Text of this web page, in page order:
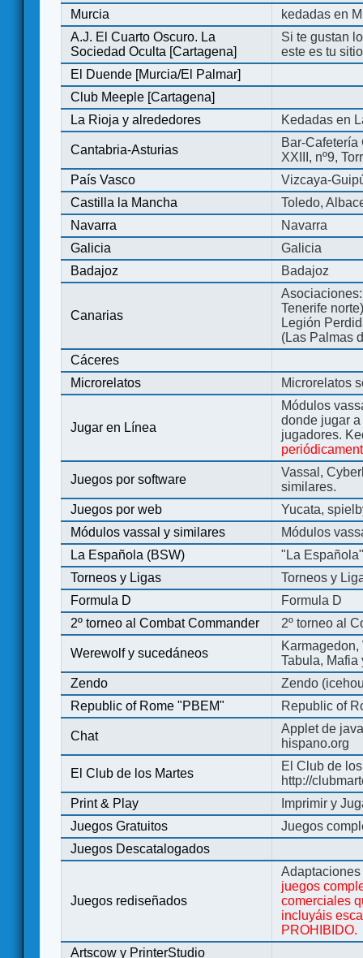
Murcia
kedadas en
A.J. El Cuarto Oscuro. La
Sociedad Oculta [Cartagena]
Si te gustan
este es tu
El Duende [Murcia/El Palmar]
Club Meeple [Cartagena]
La Rioja y alrededores
Kedadas en
Cantabria-Asturias
Bar-
XXIII, nº9,
País Vasco
Vizcaya-
Castilla la Mancha
Toledo,
Navarra
Navarra
Galicia
Galicia
Badajoz
Badajoz
Canarias
Tenerife
Legión
(Las Palmas
Cáceres
Microrelatos
Microrelatos
Jugar en Línea
Módulos
donde jugar
jugadores.
Juegos por software
Vassal,
similares.
Juegos por web
Yucata,
Módulos vassal y similares
Módulos
La Española (BSW)
"La
Torneos y Ligas
Torneos y
Formula D
Formula D
2º torneo al Combat Commander
2º torneo al
Werewolf y sucedáneos
Tabula, Mafia
Zendo
Zendo
Republic of Rome "PBEM"
Republic of
Chat
Applet de
hispano.org
El Club de los Martes
El Club de
http://
Print & Play
Imprimir y
Juegos Gratuitos
Juegos
Juegos Descatalogados
Juegos rediseñados
juegos
comerciales
incluyáis
PROHIBIDO.
Artscow y PrinterStudio